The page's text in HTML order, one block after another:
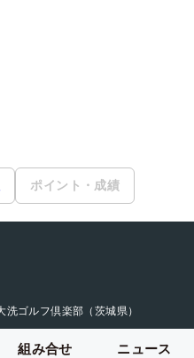
ポイント・成績
洗ゴルフ倶楽部（茨城県）
組み合せ ニュース